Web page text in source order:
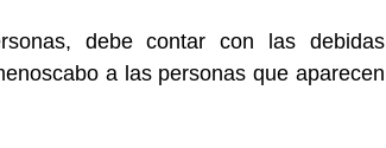
debe contar con las debidas
a las personas que aparecen